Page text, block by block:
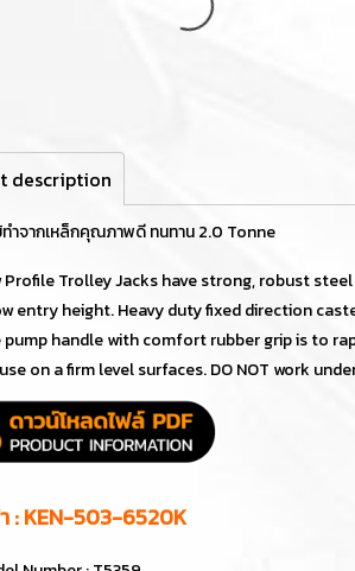
description
ทำจากเหล็กคุณภาพดี ทนทาน 2.0 Tonne
Profile Trolley Jacks have strong, robust
entry height. Heavy duty fixed direction
pump handle with comfort rubber grip is to
on a firm level surfaces. DO NOT work
: KEN-503-6520K